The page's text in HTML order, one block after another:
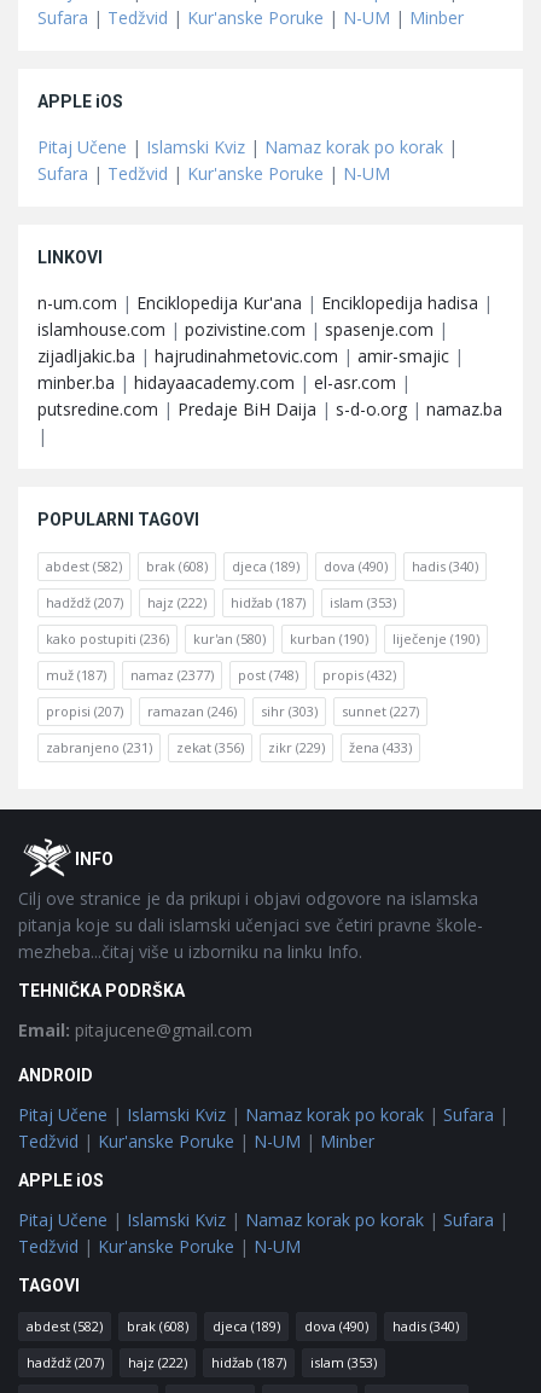
Sufara | Tedžvid | Kur'anske Poruke | N-UM | Minber
APPLE iOS
Pitaj Učene | Islamski Kviz | Namaz korak po korak |
Sufara | Tedžvid | Kur'anske Poruke | N-UM
LINKOVI
n-um.com | Enciklopedija Kur'ana | Enciklopedija hadisa |
islamhouse.com | pozivistine.com | spasenje.com |
zijadljakic.ba | hajrudinahmetovic.com | amir-smajic |
minber.ba | hidayaacademy.com | el-asr.com |
putsredine.com | Predaje BiH Daija | s-d-o.org | namaz.ba
|
POPULARNI TAGOVI
abdest (582) brak (608) djeca (189) dova (490) hadis (340)
hadždž (207) hajz (222) hidžab (187) islam (353)
kako postupiti (236) kur'an (580) kurban (190) liječenje (190)
muž (187) namaz (2377) post (748) propis (432)
propisi (207) ramazan (246) sihr (303) sunnet (227)
zabranjeno (231) zekat (356) zikr (229) žena (433)
FooterOINFO
Cilj ove stranice je da prikupi i objavi odgovore na islamska
pitanja koje su dali islamski učenjaci sve četiri pravne škole-
mezheba...čitaj više u izborniku na linku Info.
TEHNIČKA PODRŠKA
Email: pitajucene@gmail.com
ANDROID
Pitaj Učene | Islamski Kviz | Namaz korak po korak | Sufara |
Tedžvid | Kur'anske Poruke | N-UM | Minber
APPLE iOS
Pitaj Učene | Islamski Kviz | Namaz korak po korak | Sufara |
Tedžvid | Kur'anske Poruke | N-UM
TAGOVI
abdest (582) brak (608) djeca (189) dova (490) hadis (340)
hadždž (207) hajz (222) hidžab (187) islam (353)